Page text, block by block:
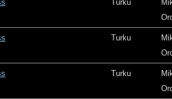
Turku
Turku
Turku